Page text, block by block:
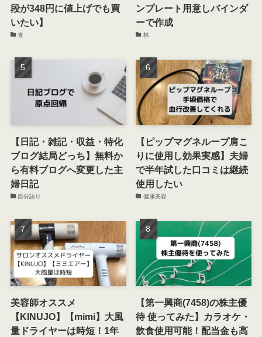
段が348円に値上げでも買
いたい】
食
ンプレート用意しバインダ
ーで作成
株
【日記・雑記・収益・特化
ブログ結局どっち】無料か
ら有料ブログへ変更した主
婦日記
自分語り
【ピップマグネループ肩こ
りに使用し効果実感】夫婦
で半年試した口コミは継続
使用したい
健康美容
美容師オススメ
【KINUJO】【mimi】大風
量ドライヤーは時短！1年
【第一興商(7458)の株主優
待 使ってみた】カラオケ・
飲食使用可能！配当金も高